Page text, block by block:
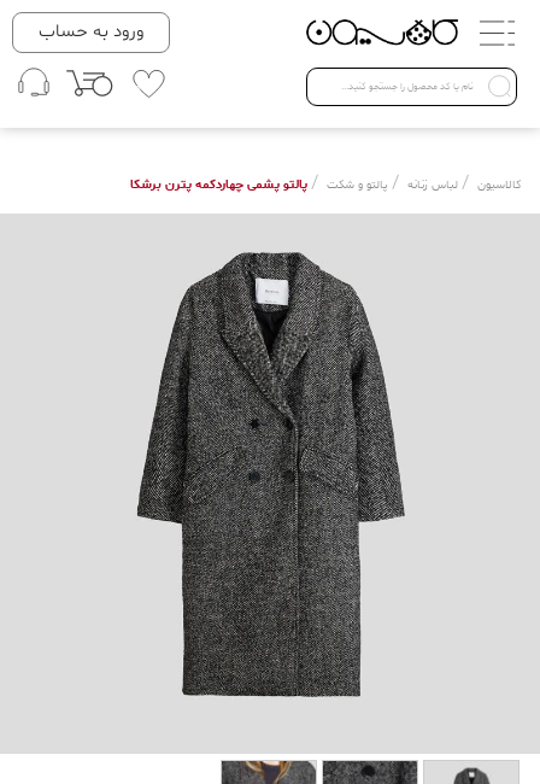
دسته بندی ها
Open submenu ( لباس زنانه )
لباس زنانه
لباس مردانه
ورود به حساب
کالاسیون / لباس زنانه / پالتو و شکت / پالتو پشمی چهاردکمه پترن برشکا